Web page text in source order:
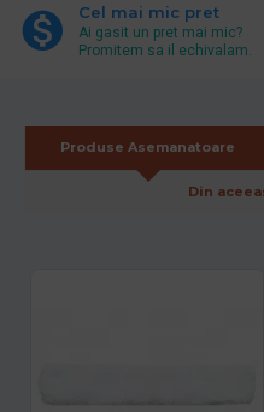
Cel mai mic pret
Ai gasit un pret mai mic?
Promitem sa il echivalam.
Produse Asemanatoare
Din